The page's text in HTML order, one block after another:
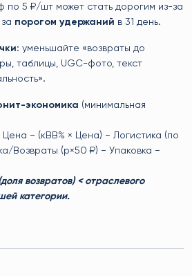
по 5 ₽/шт может стать дорогим из-за
порогом удержаний в 31 день.
: уменьшайте «возвраты до
таблицы, UGC-фото, текст
экономика (минимальная
− (кВВ% × Цена) − Логистика (по
Возвраты (p×50 ₽) − Упаковка −
возвратов) < отраслевого
категории.